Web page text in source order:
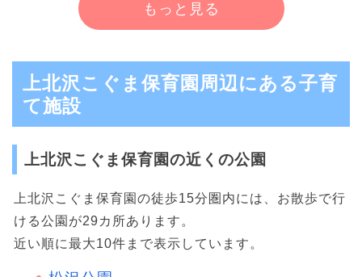
もっと見る
上北沢こぐま保育園周辺にある子育
て施設
上北沢こぐま保育園の近くの公園
上北沢こぐま保育園の徒歩15分圏内には、お散歩で行
ける公園が29カ所あります。
近い順に最大10件まで表示しています。